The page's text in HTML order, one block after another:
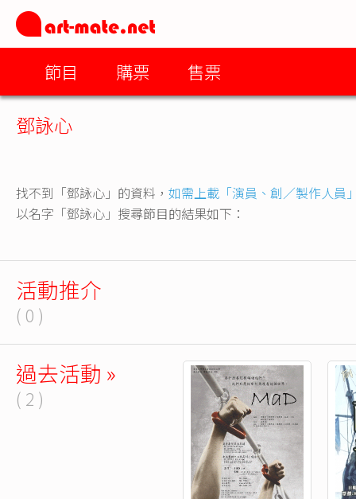
節目 購票 售票
鄧詠心
找不到「鄧詠心」的資料， 如需上載「演員、創／製作人員
以名字「鄧詠心」搜尋節目的結果如下：
活動推介
( 0 )
過去活動 »
( 2 )